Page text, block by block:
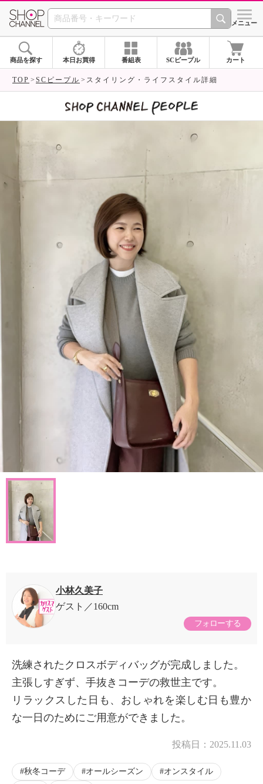
SHOP CHANNEL シメニュー
商品を探す 本日お買得 番組表 SCピープル カート
TOP SCピープル スタイリング・ライフスタイル詳細
小林久美子
ゲスト
160cm
フォローする
洗練されたクロスボディバッグが完成しました。
主張しすぎず、手抜きコーデの救世主です。
リラックスした日も、おしゃれを楽しむ日も豊か
な一日のためにご用意ができました。
投稿日： 2025.11.03
秋冬コーデ オールシーズン
オンスタイル